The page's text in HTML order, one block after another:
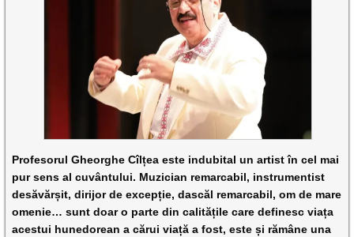
Profesorul Gheorghe Cîlțea este indubital un artist în cel mai
pur sens al cuvântului. Muzician remarcabil, instrumentist
desăvărșit, dirijor de excepție, dascăl remarcabil, om de mare
omenie… sunt doar o parte din calitățile care definesc viața
acestui hunedorean a cărui viață a fost, este și rămâne una